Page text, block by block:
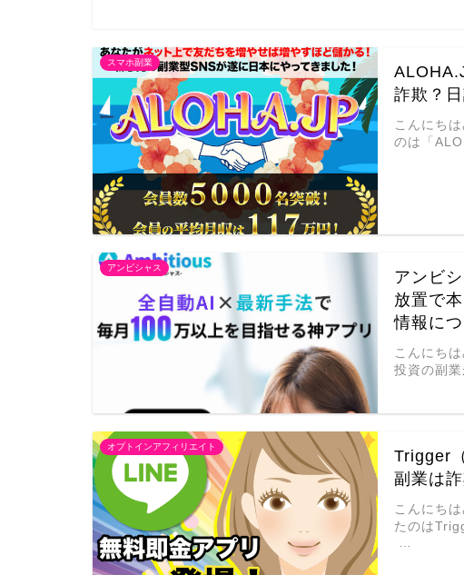
スマホ副業
詐欺？
こんにち
のは「
アンビシャス
アンビ
放置で
情報に
こんにち
投資の副
オプトインアフィリエイト
Trigger
副業は
こんにち
たのは